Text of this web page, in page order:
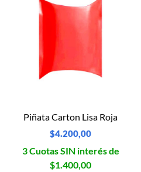
Piñata Carton Lisa Roja
$4.200,00
3 Cuotas SIN interés de
$1.400,00